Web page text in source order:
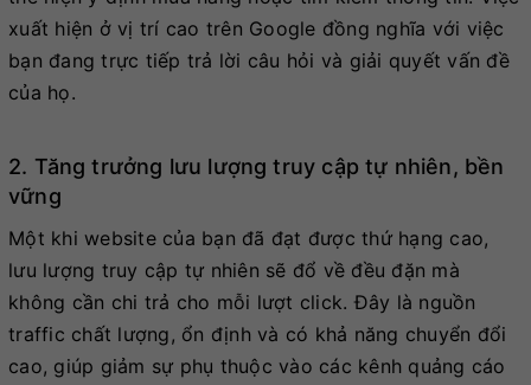
xuất hiện ở vị trí cao trên Google đồng nghĩa với việc
bạn đang trực tiếp trả lời câu hỏi và giải quyết vấn đề
của họ.
2. Tăng trưởng lưu lượng truy cập tự nhiên, bền
vững
Một khi website của bạn đã đạt được thứ hạng cao,
lưu lượng truy cập tự nhiên sẽ đổ về đều đặn mà
không cần chi trả cho mỗi lượt click. Đây là nguồn
traffic chất lượng, ổn định và có khả năng chuyển đổi
cao, giúp giảm sự phụ thuộc vào các kênh quảng cáo